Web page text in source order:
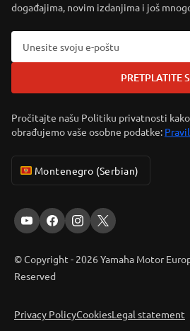
događajima, novim izdanjima i još
PRETPLATITE
Pročitajte našu Politiku privatnosti
obrađujemo vaše osobne podatke:
Montenegro (Serbian)
© Copyright - 2026 Yamaha Motor
Reserved
Privacy PolicyCookiesLegal statement